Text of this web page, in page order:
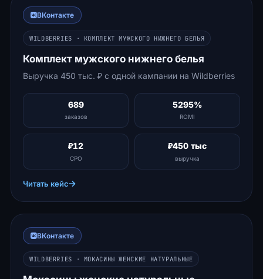
ВКонтакте
WILDBERRIES · КОМПЛЕКТ МУЖСКОГО НИЖНЕГО БЕЛЬЯ
Комплект мужского нижнего белья
Выручка 450 тыс. ₽ с одной кампании на Wildberries
689
заказов
5295%
ROMI
₽12
CPO
₽450 тыс
выручка
Читать кейс
ВКонтакте
WILDBERRIES · МОКАСИНЫ ЖЕНСКИЕ НАТУРАЛЬНЫЕ